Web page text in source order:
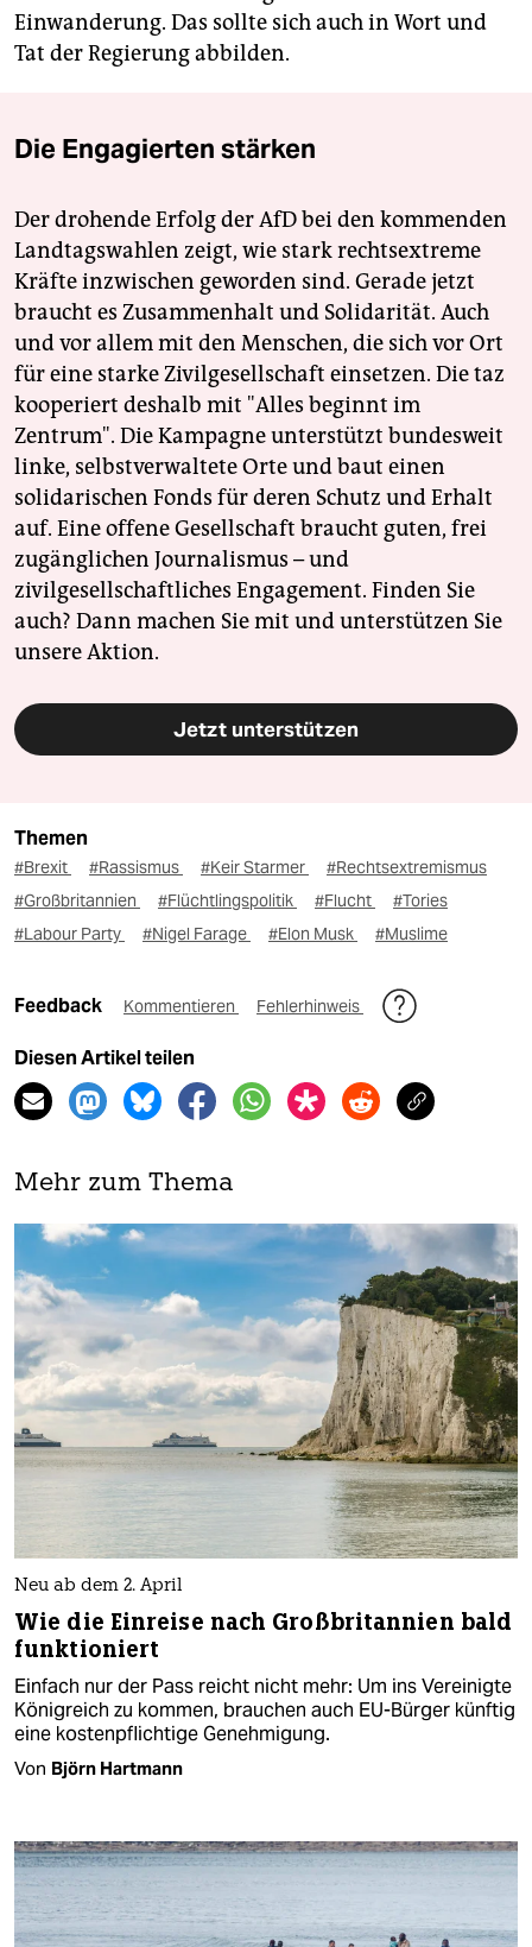
Einwanderung. Das sollte sich auch in Wort und
Tat der Regierung abbilden.
Die Engagierten stärken
Der drohende Erfolg der AfD bei den kommenden
Landtagswahlen zeigt, wie stark rechtsextreme
Kräfte inzwischen geworden sind. Gerade jetzt
braucht es Zusammenhalt und Solidarität. Auch
und vor allem mit den Menschen, die sich vor Ort
für eine starke Zivilgesellschaft einsetzen. Die taz
kooperiert deshalb mit "Alles beginnt im
Zentrum". Die Kampagne unterstützt bundesweit
linke, selbstverwaltete Orte und baut einen
solidarischen Fonds für deren Schutz und Erhalt
auf. Eine offene Gesellschaft braucht guten, frei
zugänglichen Journalismus – und
zivilgesellschaftliches Engagement. Finden Sie
auch? Dann machen Sie mit und unterstützen Sie
unsere Aktion.
Jetzt unterstützen
Themen
#Brexit #Rassismus #Keir Starmer
#Rechtsextremismus
#Großbritannien
#Flüchtlingspolitik #Flucht
#Tories
#Labour Party
#Nigel Farage #Elon Musk #Muslime
Feedback Kommentieren Fehlerhinweis
Diesen Artikel teilen
Mehr zum Thema
Neu ab dem 2. April
Wie die Einreise nach Großbritannien bald
funktioniert
Einfach nur der Pass reicht nicht mehr: Um ins Vereinigte
Königreich zu kommen, brauchen auch EU-Bürger künftig
eine kostenpflichtige Genehmigung.
Von Björn Hartmann